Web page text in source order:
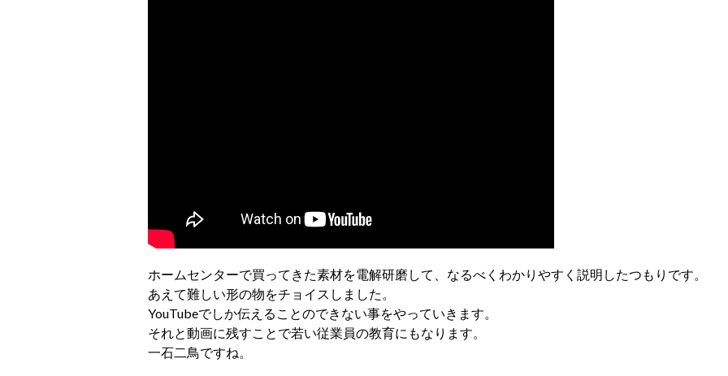
ホームセンターで買ってきた素材を電解研磨して、なるべくわかりやすく説明したつもりです。
あえて難しい形の物をチョイスしました。
YouTubeでしか伝えることのできない事をやっていきます。
それと動画に残すことで若い従業員の教育にもなります。
一石二鳥ですね。